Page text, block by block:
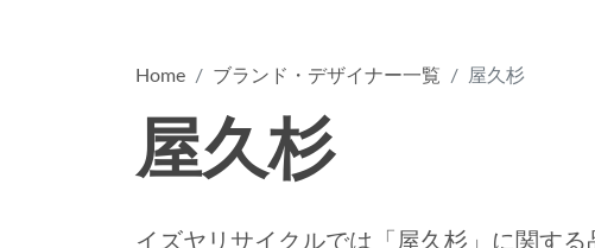
Home ブランド・デザイナー一覧 屋久杉
屋久杉
イズヤリサイクルでは「屋久杉」に関す